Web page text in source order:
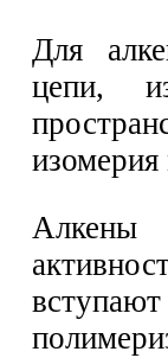
Для
цепи,